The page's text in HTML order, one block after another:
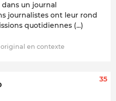
un journal
journalistes ont leur rond
quotidiennes (...)
35